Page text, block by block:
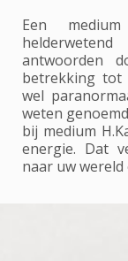
Een
antwoorden
betrekking tot
wel
weten
bij medium
energie. Dat
naar uw wereld